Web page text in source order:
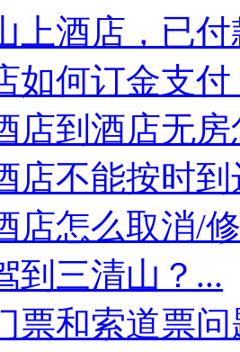
上酒店，已
如何订金支付
店到酒店无
店不能按时
店怎么取消/
到三清山？...
票和索道票问